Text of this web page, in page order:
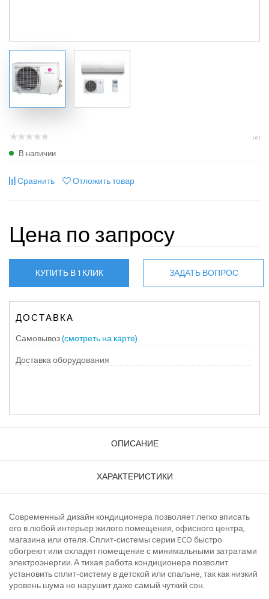
( 0 )
В наличии
Сравнить Отложить товар
Цена по запросу
КУПИТЬ В 1 КЛИК ЗАДАТЬ ВОПРОС
ДОСТАВКА
Самовывоз(смотреть на карте)
Доставка оборудования
ОПИСАНИЕ
ХАРАКТЕРИСТИКИ
Современный дизайн кондиционера позволяет легко вписать
его в любой интерьер жилого помещения, офисного центра,
магазина или отеля. Сплит-системы серии ECO быстро
обогреют или охладят помещение с минимальными затратами
электроэнергии. А тихая работа кондиционера позволит
установить сплит-систему в детской или спальне, так как низкий
уровень шума не нарушит даже самый чуткий сон.